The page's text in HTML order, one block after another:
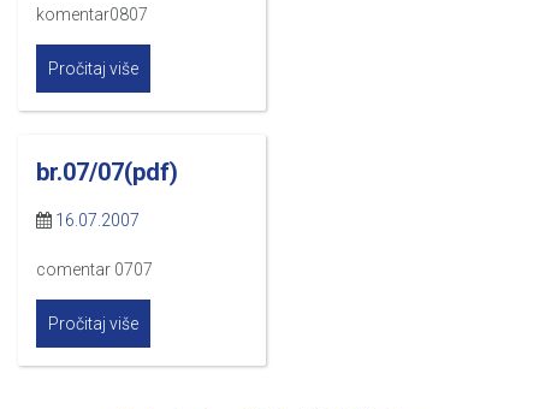
komentar0807
Pročitaj više
br.07/07(pdf)
16.07.2007
comentar 0707
Pročitaj više